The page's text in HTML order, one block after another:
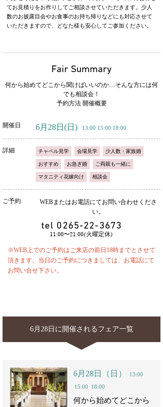
てお見積りをお作りしてご相談させていただきます。少人
数のお披露目会やお食事のお持ち帰りなどにも対応させて
いただきますので、どなた様も安心してご参加ください。
Fair Summary
何から始めてどこから聞けばいいのか…そんな方には何
でも相談会！
予約方法 開催概要
開催日 6月28日 (日) 13:00 15:00 18:00
詳細 チャペル見学 会場見学 少人数・家族婚
おすすめ お急ぎ婚 ご両親も一緒に
マタニティ花嫁向け 相談会
ご予約
WEBまたはお電話にてお問い合わせくださ
い。
tel 0265-22-3673
11:00〜21:00(火曜定休)
※WEB上でのご予約はご来店の前日18時までとさせて
頂きます。当日のご予約につきましては、お電話にて
お問い合せ下さい。
6月28日に開催されるフェア一覧
6月28日（日）
13:00
15:00
18:00
何から始めてどこから